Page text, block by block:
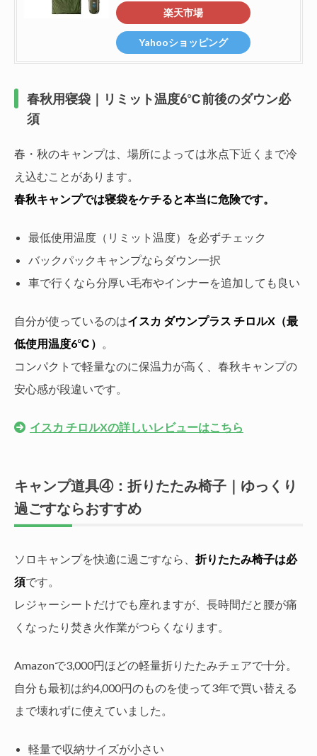
楽天市場
Yahooショッピング
春秋用寝袋｜リミット温度6℃前後のダウン必
須
春・秋のキャンプは、場所によっては氷点下近くまで冷
え込むことがあります。
春秋キャンプでは寝袋をケチると本当に危険です。
最低使用温度（リミット温度）を必ずチェック
バックパックキャンプならダウン一択
車で行くなら分厚い毛布やインナーを追加しても良い
自分が使っているのはイスカ ダウンプラス チロルX（最
低使用温度6℃）
コンパクトで軽量なのに保温力が高く、春秋キャンプの
安心感が段違いです。
イスカ チロルXの詳しいレビューはこちら
キャンプ道具④：折りたたみ椅子｜ゆっくり
過ごすならおすすめ
ソロキャンプを快適に過ごすなら、 折りたたみ椅子は必
須です。
レジャーシートだけでも座れますが、長時間だと腰が痛
くなったり焚き火作業がつらくなります。
Amazonで3,000円ほどの軽量折りたたみチェアで十分。
自分も最初は約4,000円のものを使って3年で買い替える
まで壊れずに使えていました。
軽量で収納サイズが小さい